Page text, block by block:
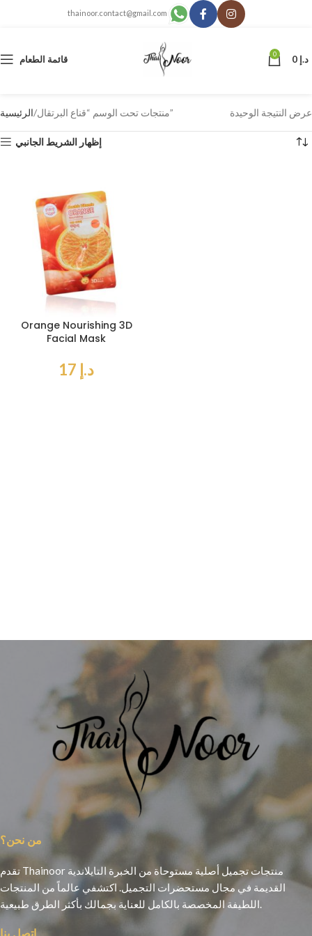
thainoor.contact@gmail.com
قائمة الطعام 0 د.إ
الرئيسية منتجات تحت الوسم “قناع البرتقال” عرض النتيجة الوحيدة
إظهار الشريط الجانبي
Orange Nourishing 3D
Facial Mask
د.إ
من نحن؟
تقدم Thainoor منتجات تجميل أصلية مستوحاة من الخبرة التايلاندية
القديمة في مجال مستحضرات التجميل. اكتشفي عالماً من المنتجات
اللطيفة المخصصة بالكامل للعناية بجمالك بأكثر الطرق طبيعية.